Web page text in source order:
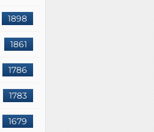
1898
1861
1786
1783
1679